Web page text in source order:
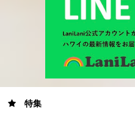
特集